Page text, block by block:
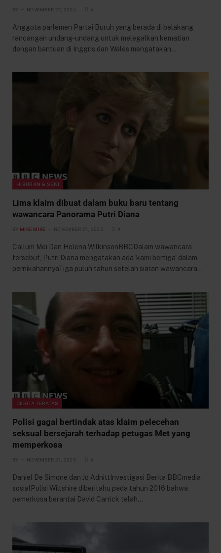
BY NOVEMBER 22, 2025 6
Anggota parlemen Partai Buruh yang berada di belakang
rancangan undang-undang untuk melegalkan kematian
dengan bantuan di Inggris dan Wales mengatakan…
HIBURAN & SENI
Lima klaim dibuat dalam buku baru tentang
wawancara Panorama Putri Diana
BY MIKE MIKE NOVEMBER 21, 2025 9
Callum Mei Dan Helena WilkinsonBBCDalam wawancara
tersebut, Putri Diana mengatakan ada 'kami bertiga' dalam
pernikahannyaTiga puluh tahun setelah siaran wawancara…
CERITA TERATAS
Polisi gagal bertindak atas klaim pelecehan
seksual bersejarah terhadap petugas Met yang
memperkosa
BY NOVEMBER 21, 2025 6
Daniel De Simone dan Jo AdnittInvestigasi Berita BBCmedia
sosialPolisi Wiltshire diberitahu pada tahun 2016 bahwa
pemerkosa berantai David Carrick telah…